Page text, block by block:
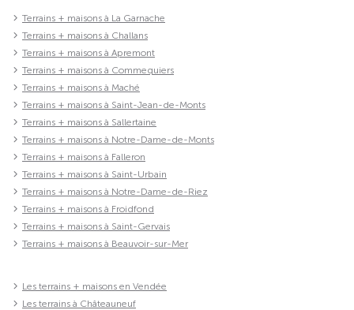
Terrains + maisons à La Garnache
Terrains + maisons à Challans
Terrains + maisons à Apremont
Terrains + maisons à Commequiers
Terrains + maisons à Maché
Terrains + maisons à Saint-Jean-de-Monts
Terrains + maisons à Sallertaine
Terrains + maisons à Notre-Dame-de-Monts
Terrains + maisons à Falleron
Terrains + maisons à Saint-Urbain
Terrains + maisons à Notre-Dame-de-Riez
Terrains + maisons à Froidfond
Terrains + maisons à Saint-Gervais
Terrains + maisons à Beauvoir-sur-Mer
Les terrains + maisons en Vendée
Les terrains à Châteauneuf